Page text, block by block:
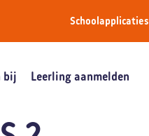
Schoolapplicaties
bij Leerling aanmelden